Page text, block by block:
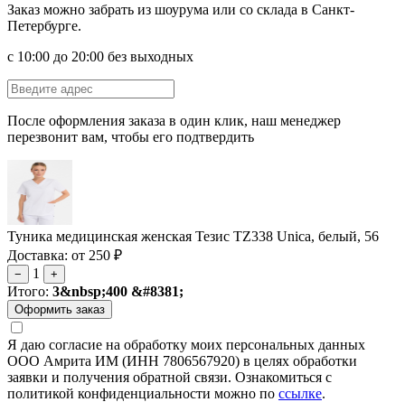
Заказ можно забрать из шоурума или со склада в Санкт-
Петербурге.
с 10:00 до 20:00 без выходных
После оформления заказа в один клик, наш менеджер
перезвонит вам, чтобы его подтвердить
Туника медицинская женская Тезис TZ338 Unica, белый, 56
Доставка: от 250 ₽
− 1 +
Итого: 3&nbsp;400 &#8381;
Я даю согласие на обработку моих персональных данных
ООО Амрита ИМ (ИНН 7806567920) в целях обработки
заявки и получения обратной связи. Ознакомиться с
политикой конфиденциальности можно по ссылке.